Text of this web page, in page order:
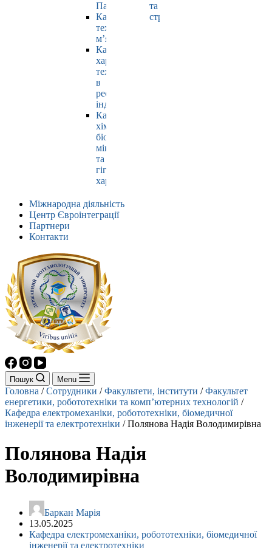
Павлюк
Кафедра
технології
м’яса
Кафедра
харчових
технологій
в
ресторанній
індустрії
Кафедра
хімії,
біохімії,
мікробіології
та
гігієни
харчування
та
страхування
Міжнародна діяльність
Центр Євроінтеграції
Партнери
Контакти
Пошук Menu
Головна /Сотрудники /Факультети, інститути /Факультет
енергетики, робототехніки та комп’ютерних технологій /
Кафедра електромеханіки, робототехніки, біомедичної
інженерії та електротехніки /Полянова Надія Володимирівна
Полянова Надія
Володимирівна
Баркан Марія
13.05.2025
Кафедра електромеханіки, робототехніки, біомедичної
інженерії та електротехніки